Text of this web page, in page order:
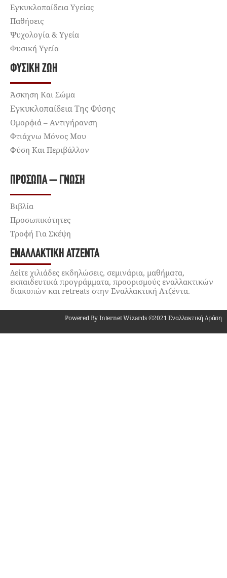
Εγκυκλοπαίδεια Υγείας
Παθήσεις
Ψυχολογία & Υγεία
Φυσική Υγεία
ΦΥΣΙΚΉ ΖΩΉ
Άσκηση Και Σώμα
Εγκυκλοπαίδεια Της Φύσης
Ομορφιά – Αντιγήρανση
Φτιάχνω Μόνος Μου
Φύση Και Περιβάλλον
ΠΡΌΣΩΠΑ – ΓΝΏΣΗ
Βιβλία
Προσωπικότητες
Τροφή Για Σκέψη
ΕΝΑΛΛΑΚΤΙΚΉ ΑΤΖΈΝΤΑ
Δείτε χιλιάδες εκδηλώσεις, σεμινάρια, μαθήματα,
εκπαιδευτικά προγράμματα, προορισμούς εναλλακτικών
διακοπών και retreats στην Εναλλακτική Ατζέντα.
Powered By Internet Wizards ©2021 Εναλλακτική Δράση